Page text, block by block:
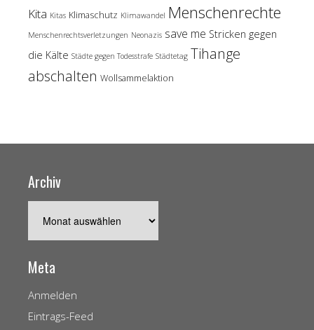
Kita Kitas Klimaschutz Klimawandel Menschenrechte
Menschenrechtsverletzungen Neonazis save me Stricken gegen
die Kälte Städte gegen Todesstrafe Städtetag Tihange
abschalten Wollsammelaktion
Archiv
Meta
Anmelden
Eintrags-Feed